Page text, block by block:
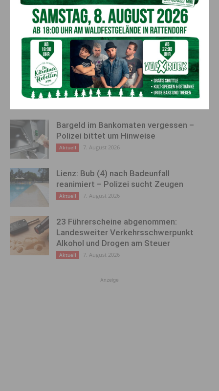
Vorheriger Artikel
Waldbrand im Gitschtal: 130
Einsatzkräfte kämpfen gegen
die Flammen
Nächster Artikel
Löscharbeiten nach Waldbrand
im Gitschtal werden
fortgesetzt
AKTUELLES
Bargeld im Bankomaten vergessen –
Polizei bittet um Hinweise
Aktuell 7. August 2026
Lienz: Bub (4) nach Badeunfall
reanimiert – Polizei sucht Zeugen
Aktuell 7. August 2026
23 Führerscheine abgenommen:
Landesweiter Verkehrsschwerpunkt
Alkohol und Drogen am Steuer
Aktuell 7. August 2026
Anzeige